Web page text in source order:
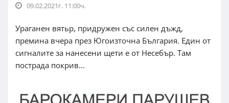
09.02.2021г. 11:00ч.
Ураганен вятьр, придружен със силен дъжд,
премина вчера през Югоизточна България. Един от
сигналите за нанесени щети е от Несебър. Там
пострада покрив...